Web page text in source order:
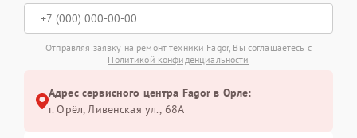
Отправляя заявку на ремонт техники Fagor, Вы соглашаетесь с
Политикой конфиденциальности
Адрес сервисного центра Fagor в Орле:
г. Орёл, Ливенская ул., 68А